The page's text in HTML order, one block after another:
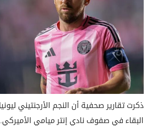
ذكرت تقارير صحفية أن النجم الأرجنتيني
البقاء في صفوف نادي إنتر ميامي الأميركي.